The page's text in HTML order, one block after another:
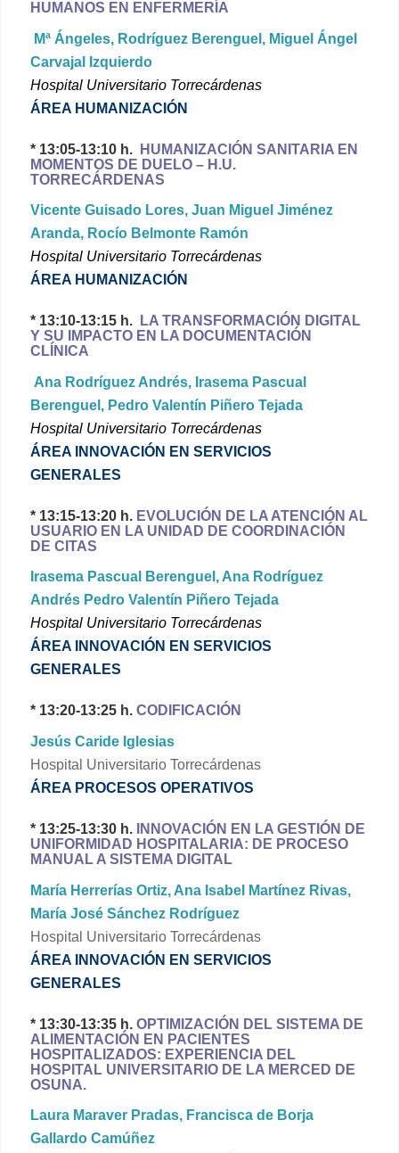
HUMANOS EN ENFERMERÍA
Mª Ángeles, Rodríguez Berenguel, Miguel Ángel
Carvajal Izquierdo
Hospital Universitario Torrecárdenas
ÁREA HUMANIZACIÓN
* 13:05-13:10 h.
HUMANIZACIÓN SANITARIA EN
MOMENTOS DE DUELO – H.U.
TORRECÁRDENAS
Vicente Guisado Lores, Juan Miguel Jiménez
Aranda, Rocío Belmonte Ramón
Hospital Universitario Torrecárdenas
ÁREA HUMANIZACIÓN
* 13:10-13:15 h.
LA TRANSFORMACIÓN DIGITAL
Y SU IMPACTO EN LA DOCUMENTACIÓN
CLÍNICA
Ana Rodríguez Andrés, Irasema Pascual
Berenguel, Pedro Valentín Piñero Tejada
Hospital Universitario Torrecárdenas
ÁREA INNOVACIÓN EN SERVICIOS
GENERALES
* 13:15-13:20 h.EVOLUCIÓN DE LA ATENCIÓN AL
USUARIO EN LA UNIDAD DE COORDINACIÓN
DE CITAS
Irasema Pascual Berenguel, Ana Rodríguez
Andrés Pedro Valentín Piñero Tejada
Hospital Universitario Torrecárdenas
ÁREA INNOVACIÓN EN SERVICIOS
GENERALES
* 13:20-13:25 h. CODIFICACIÓN
Jesús Caride Iglesias
Hospital Universitario Torrecárdenas
ÁREA PROCESOS OPERATIVOS
* 13:25-13:30 h.
INNOVACIÓN EN LA GESTIÓN DE
UNIFORMIDAD HOSPITALARIA: DE PROCESO
MANUAL A SISTEMA DIGITAL
María Herrerías Ortiz, Ana Isabel Martínez Rivas,
María José Sánchez Rodríguez
Hospital Universitario Torrecárdenas
ÁREA INNOVACIÓN EN SERVICIOS
GENERALES
* 13:30-13:35 h. OPTIMIZACIÓN DEL SISTEMA DE
ALIMENTACIÓN EN PACIENTES
HOSPITALIZADOS: EXPERIENCIA DEL
HOSPITAL UNIVERSITARIO DE LA MERCED DE
OSUNA.
Laura Maraver Pradas, Francisca de Borja
Gallardo Camúñez